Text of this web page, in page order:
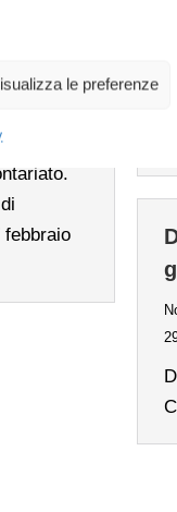
le preferenze
in
febbraio